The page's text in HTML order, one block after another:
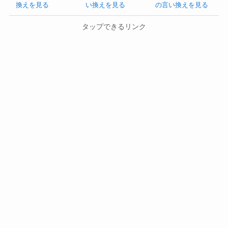
換えを見る
い換えを見る
の言い換えを見る
タップできるリンク